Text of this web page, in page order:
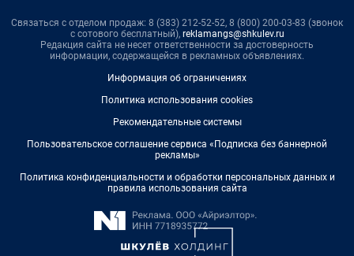
Связаться с отделом продаж: 8 (383) 212-52-52, 8 (800) 200-03-83 (звонок
с сотового бесплатный), reklamangs@shkulev.ru
Редакция сайта не несет ответственности за достоверность
информации, содержащейся в рекламных объявлениях.
Информация об ограничениях
Политика использования cookies
Рекомендательные системы
Пользовательское соглашение сервиса «Подписка без баннерной
рекламы»
Политика конфиденциальности и обработки персональных данных и
правила использования сайта